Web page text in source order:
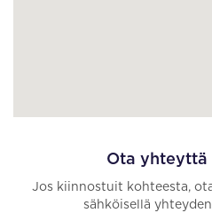
Ota yhteyttä
Jos kiinnostuit kohteesta,
sähköisellä